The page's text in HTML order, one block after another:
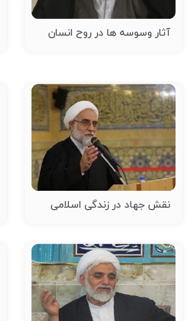
آثار وسوسه ها در روح انسان
نقش جهاد در زندگی اسلامی